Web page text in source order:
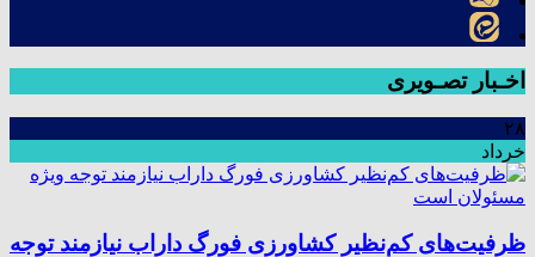
اخـبار تصـویری
۲۸
خرداد
ظرفیت‌های کم‌نظیر کشاورزی فورگ داراب نیازمند توجه